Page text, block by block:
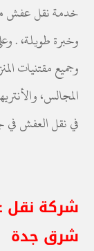
خدمة نقل عفش
وخبرة طويلة، .
وجميع مقتنيات
المجالس،
في نقل العفش في
شركة نقل
شرق جدة